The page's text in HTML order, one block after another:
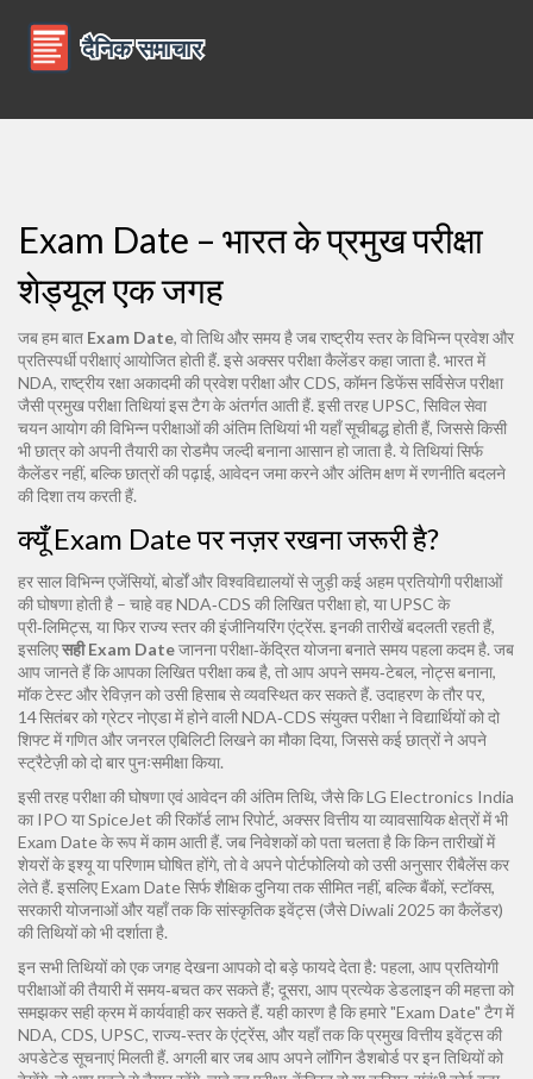
Exam Date – भारत के प्रमुख परीक्षा
शेड्यूल एक जगह
जब हम बात Exam Date, वो तिथि और समय है जब राष्ट्रीय स्तर के विभिन्न प्रवेश और
प्रतिस्पर्धी परीक्षाएं आयोजित होती हैं. इसे अक्सरपरीक्षा कैलेंडरकहा जाता है. भारत में
NDA, राष्ट्रीय रक्षा अकादमी की प्रवेश परीक्षाऔरCDS, कॉमन डिफेंस सर्विसेज परीक्षा
जैसी प्रमुख परीक्षा तिथियां इस टैग के अंतर्गत आती हैं. इसी तरहUPSC, सिविल सेवा
चयन आयोग की विभिन्न परीक्षाओं की अंतिम तिथियांभी यहाँ सूचीबद्ध होती हैं, जिससे किसी
भी छात्र को अपनी तैयारी का रोडमैप जल्दी बनाना आसान हो जाता है. ये तिथियां सिर्फ
कैलेंडर नहीं, बल्कि छात्रों की पढ़ाई, आवेदन जमा करने और अंतिम क्षण में रणनीति बदलने
की दिशा तय करती हैं.
क्यूँ Exam Date पर नज़र रखना जरूरी है?
हर साल विभिन्न एजेंसियों, बोर्डों और विश्वविद्यालयों से जुड़ी कई अहम प्रतियोगी परीक्षाओं
की घोषणा होती है – चाहे वह NDA‑CDS की लिखित परीक्षा हो, या UPSC के
प्री‑लिमिट्स, या फिर राज्य स्तर की इंजीनियरिंग एंट्रेंस. इनकी तारीखें बदलती रहती हैं,
इसलिएसही Exam Dateजानना परीक्षा‑केंद्रित योजना बनाते समय पहला कदम है. जब
आप जानते हैं कि आपका लिखित परीक्षा कब है, तो आप अपने समय‑टेबल, नोट्स बनाना,
मॉक टेस्ट और रेविज़न को उसी हिसाब से व्यवस्थित कर सकते हैं. उदाहरण के तौर पर,
14 सितंबर को ग्रेटर नोएडा में होने वाली NDA‑CDS संयुक्त परीक्षा ने विद्यार्थियों को दो
शिफ्ट में गणित और जनरल एबिलिटी लिखने का मौका दिया, जिससे कई छात्रों ने अपने
स्ट्रैटेज़ी को दो बार पुनःसमीक्षा किया.
इसी तरह परीक्षा की घोषणा एवं आवेदन की अंतिम तिथि, जैसे कि LG Electronics India
का IPO या SpiceJet की रिकॉर्ड लाभ रिपोर्ट, अक्सर वित्तीय या व्यावसायिक क्षेत्रों में भी
Exam Date के रूप में काम आती हैं. जब निवेशकों को पता चलता है कि किन तारीखों में
शेयरों के इश्यू या परिणाम घोषित होंगे, तो वे अपने पोर्टफोलियो को उसी अनुसार रीबैलेंस कर
लेते हैं. इसलिए Exam Date सिर्फ शैक्षिक दुनिया तक सीमित नहीं, बल्कि बैंकों, स्टॉक्स,
सरकारी योजनाओं और यहाँ तक कि सांस्कृतिक इवेंट्स (जैसे Diwali 2025 का कैलेंडर)
की तिथियों को भी दर्शाता है.
इन सभी तिथियों को एक जगह देखना आपको दो बड़े फायदे देता है: पहला, आप प्रतियोगी
परीक्षाओं की तैयारी में समय‑बचत कर सकते हैं; दूसरा, आप प्रत्येक डेडलाइन की महत्ता को
समझकर सही क्रम में कार्यवाही कर सकते हैं. यही कारण है कि हमारे "Exam Date" टैग में
NDA, CDS, UPSC, राज्य‑स्तर के एंट्रेंस, और यहाँ तक कि प्रमुख वित्तीय इवेंट्स की
अपडेटेड सूचनाएं मिलती हैं. अगली बार जब आप अपने लॉगिन डैशबोर्ड पर इन तिथियों को